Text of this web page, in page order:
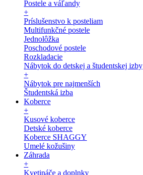
Postele a váľandy
+
Príslušenstvo k posteliam
Multifunkčné postele
Jednolôžka
Poschodové postele
Rozkladacie
Nábytok do detskej a študentskej izby
+
Nábytok pre najmenších
Študentská izba
Koberce
+
Kusové koberce
Detské koberce
Koberce SHAGGY
Umelé kožušiny
Záhrada
+
Kvetináče a doplnky